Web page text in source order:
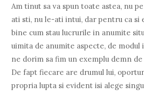
Am tinut sa va spun toate astea, nu
ati sti, nu le-ati intui, dar pentru ca si
bine cum stau lucrurile in anumite
uimita de anumite aspecte, de modul
ne dorim sa fim un exemplu demn
De fapt fiecare are drumul lui,
propria lupta si evident isi alege